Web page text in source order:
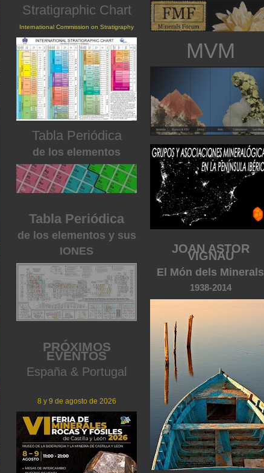
MVM
JOAN ASTOR
VIGNAU
El Món dels Minerals
1938-2014
Stratigraphic Chart
International Commission on Stratigraphy
Tabla Periódica
de los elementos
Tabla Periódica
de los elementos y sus
IONES
PRÓXIMOS
EVENTOS
España & Portugal
8 y 9 de agosto de 2026